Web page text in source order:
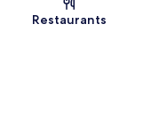
Restaurants